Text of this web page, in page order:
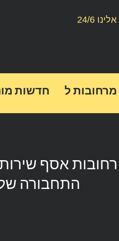
24/6
חדשות מרחובות ל
רחובות אסף
התחבורה